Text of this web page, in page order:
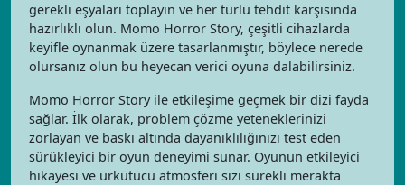
gerekli eşyaları toplayın ve her türlü tehdit karşısında
hazırlıklı olun. Momo Horror Story, çeşitli cihazlarda
keyifle oynanmak üzere tasarlanmıştır, böylece nerede
olursanız olun bu heyecan verici oyuna dalabilirsiniz.
Momo Horror Story ile etkileşime geçmek bir dizi fayda
sağlar. İlk olarak, problem çözme yeteneklerinizi
zorlayan ve baskı altında dayanıklılığınızı test eden
sürükleyici bir oyun deneyimi sunar. Oyunun etkileyici
hikayesi ve ürkütücü atmosferi sizi sürekli merakta